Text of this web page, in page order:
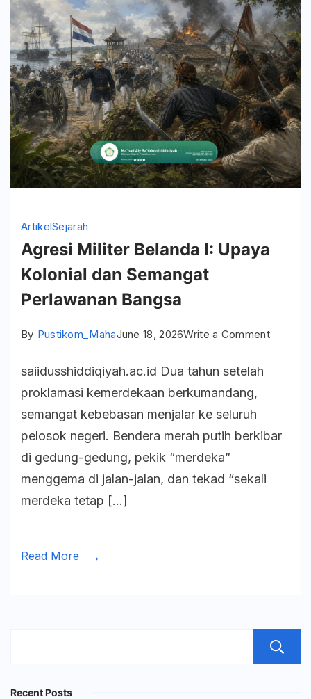
ArtikelSejarah
Agresi Militer Belanda I: Upaya
Kolonial dan Semangat
Perlawanan Bangsa
By Pustikom_MahaJune 18, 2026Write a Commenton
Upaya
saiidusshiddiqiyah.ac.id Dua tahun setelah
proklamasi kemerdekaan berkumandang,
semangat kebebasan menjalar ke seluruh
pelosok negeri. Bendera merah putih berkibar
di gedung-gedung, pekik “merdeka”
menggema di jalan-jalan, dan tekad “sekali
merdeka tetap […]
Read More
Recent Posts